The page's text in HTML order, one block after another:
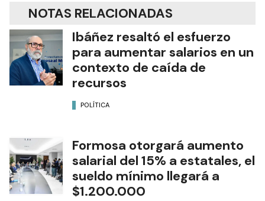
NOTAS RELACIONADAS
Ibáñez resaltó el esfuerzo
para aumentar salarios en un
contexto de caída de
recursos
POLÍTICA
Formosa otorgará aumento
salarial del 15% a estatales, el
sueldo mínimo llegará a
$1.200.000